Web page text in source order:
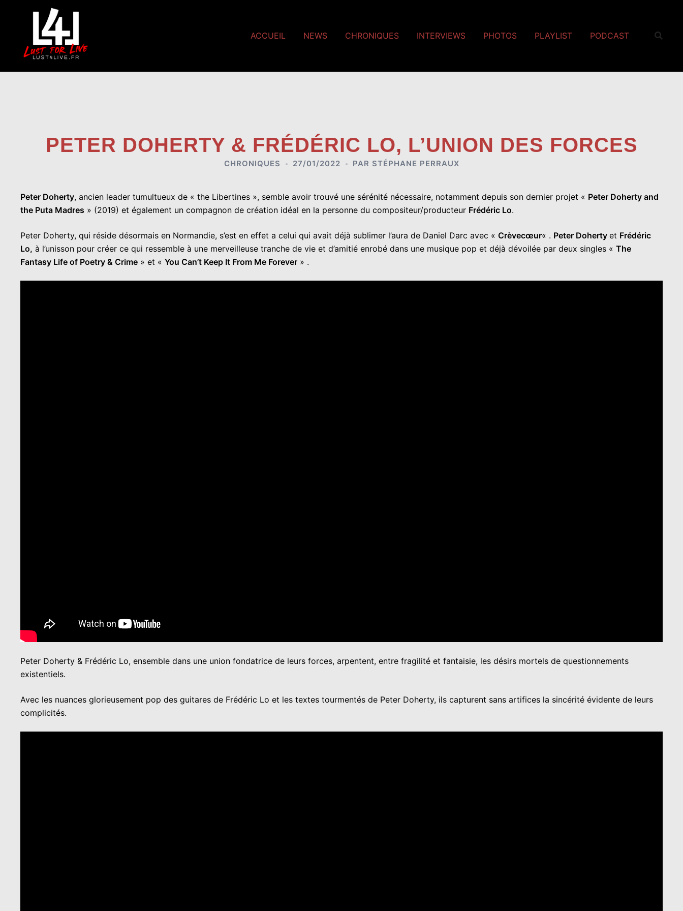
ACCUEIL NEWS CHRONIQUES INTERVIEWS PHOTOS PLAYLIST PODCAST
PETER DOHERTY & FRÉDÉRIC LO, L’UNION DES FORCES
CHRONIQUES 27/01/2022 PAR STÉPHANE PERRAUX
Peter Doherty, ancien leader tumultueux de « the Libertines », semble avoir trouvé une sérénité nécessaire, notamment depuis son dernier projet « Peter Doherty and
the Puta Madres » (2019) et également un compagnon de création idéal en la personne du compositeur/producteur Frédéric Lo.
Peter Doherty, qui réside désormais en Normandie, s’est en effet a celui qui avait déjà sublimer l’aura de Daniel Darc avec « Crèvecœur« . Peter Doherty et Frédéric
Lo, à l’unisson pour créer ce qui ressemble à une merveilleuse tranche de vie et d’amitié enrobé dans une musique pop et déjà dévoilée par deux singles « The
Fantasy Life of Poetry & Crime » et « You Can’t Keep It From Me Forever » .
Peter Doherty & Frédéric Lo, ensemble dans une union fondatrice de leurs forces, arpentent, entre fragilité et fantaisie, les désirs mortels de questionnements
existentiels.
Avec les nuances glorieusement pop des guitares de Frédéric Lo et les textes tourmentés de Peter Doherty, ils capturent sans artifices la sincérité évidente de leurs
complicités.